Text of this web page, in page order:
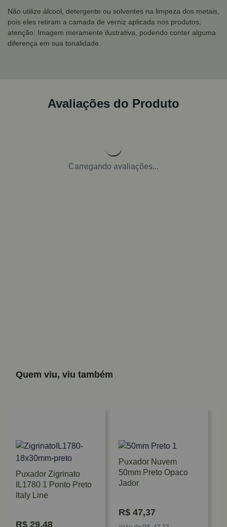
Não utilize álcool, detergente ou solventes na limpeza dos metais,
pois eles retiram a camada de verniz aplicada nos produtos;
atenção: Imagem meramente ilustrativa, podendo conter alguma
diferença em sua tonalidade.
Avaliações do Produto
Carregando avaliações...
Quem viu, viu também
Puxador Zigrinato
IL1780 1 Ponto Preto
Italy Line
R$ 29,48
Puxador Nuvem
50mm Preto Opaco
Jador
R$ 47,37